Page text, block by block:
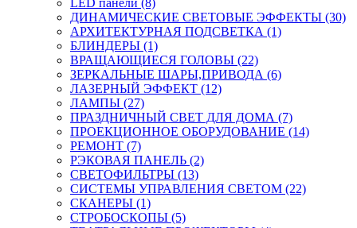
ДИНАМИЧЕСКИЕ СВЕТОВЫЕ ЭФФЕКТЫ (30)
АРХИТЕКТУРНАЯ ПОДСВЕТКА (1)
БЛИНДЕРЫ (1)
ВРАЩАЮЩИЕСЯ ГОЛОВЫ (22)
ЗЕРКАЛЬНЫЕ ШАРЫ,ПРИВОДА (6)
ЛАЗЕРНЫЙ ЭФФЕКТ (12)
ЛАМПЫ (27)
ПРАЗДНИЧНЫЙ СВЕТ ДЛЯ ДОМА (7)
ПРОЕКЦИОННОЕ ОБОРУДОВАНИЕ (14)
РЕМОНТ (7)
РЭКОВАЯ ПАНЕЛЬ (2)
СВЕТОФИЛЬТРЫ (13)
СИСТЕМЫ УПРАВЛЕНИЯ СВЕТОМ (22)
СКАНЕРЫ (1)
СТРОБОСКОПЫ (5)